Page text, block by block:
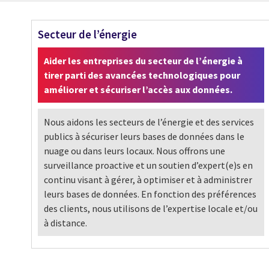
Secteur de l’énergie
Aider les entreprises du secteur de l’énergie à
tirer parti des avancées technologiques pour
améliorer et sécuriser l’accès aux données.
Nous aidons les secteurs de l’énergie et des services
publics à sécuriser leurs bases de données dans le
nuage ou dans leurs locaux. Nous offrons une
surveillance proactive et un soutien d’expert(e)s en
continu visant à gérer, à optimiser et à administrer
leurs bases de données. En fonction des préférences
des clients, nous utilisons de l’expertise locale et/ou
à distance.